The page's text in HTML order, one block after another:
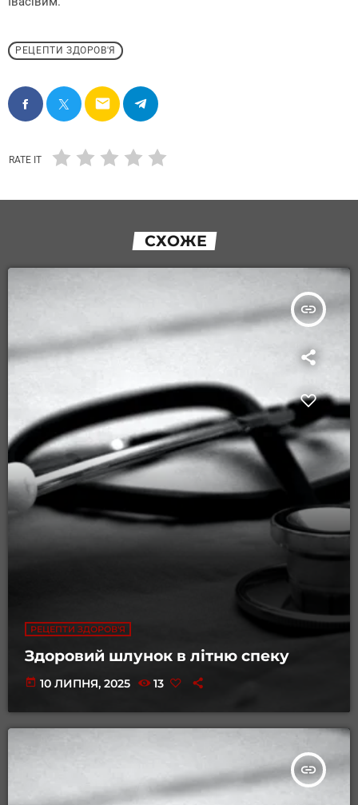
РЕЦЕПТИ ЗДОРОВ'Я
email
RATE IT
СХОЖЕ
insert_link
РЕЦЕПТИ ЗДОРОВ'Я
Здоровий шлунок в літню спеку
today 10 ЛИПНЯ, 2025 13
insert_link